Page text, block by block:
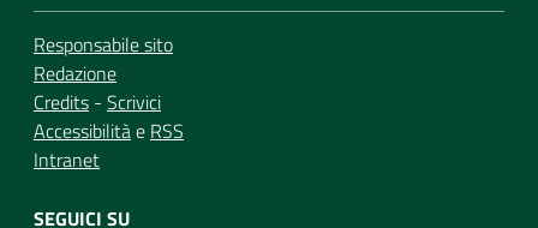
Responsabile sito
Redazione
Credits - Scrivici
Accessibilitàe RSS
Intranet
SEGUICI SU